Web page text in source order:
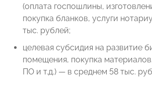
(оплата госпошлины,
покупка бланков, услуги
тыс. рублей;
целевая субсидия на развитие
помещения, покупка
ПО и т.д.) — в среднем 58 тыс.